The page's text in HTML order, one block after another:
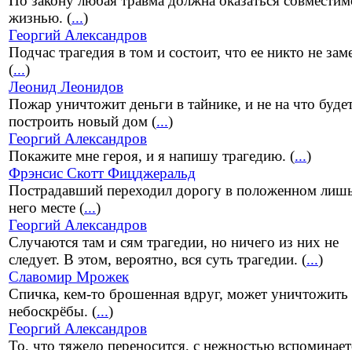
жизнью. (...)
Георгий Александров
Подчас трагедия в том и состоит, что ее никто не
(...)
Леонид Леонидов
Пожар уничтожит деньги в тайнике, и не на что
построить новый дом (...)
Георгий Александров
Покажите мне героя, и я напишу трагедию. (...)
Фрэнсис Скотт Фицджеральд
Пострадавший переходил дорогу в положенном
него месте (...)
Георгий Александров
Случаются там и сям трагедии, но ничего из них не
следует. В этом, вероятно, вся суть трагедии. (...)
Славомир Мрожек
Спичка, кем-то брошенная вдруг, может уничтожить
небоскрёбы. (...)
Георгий Александров
То, что тяжело переносится, с нежностью